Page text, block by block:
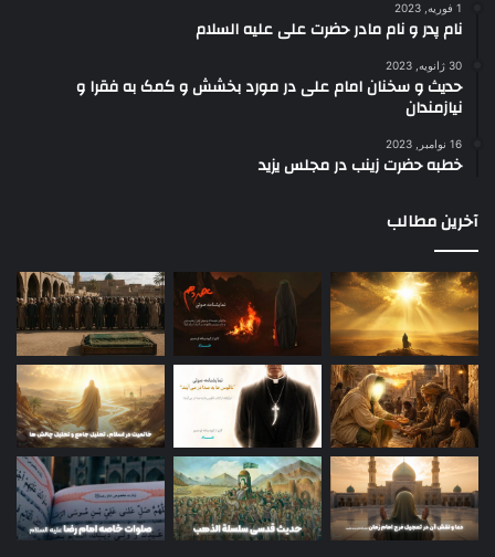
1 فوریه, 2023
نام پدر و نام مادر حضرت علی علیه السلام
30 ژانویه, 2023
حدیث و سخنان امام علی در مورد بخشش و کمک به فقرا و
نیازمندان
16 نوامبر, 2023
خطبه حضرت زینب در مجلس یزید
آخرین مطالب